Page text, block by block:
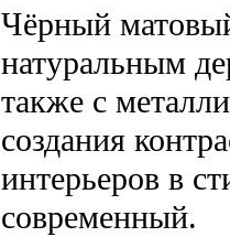
Чёрный
натуральным
также с
создания
интерьеров в
современный.